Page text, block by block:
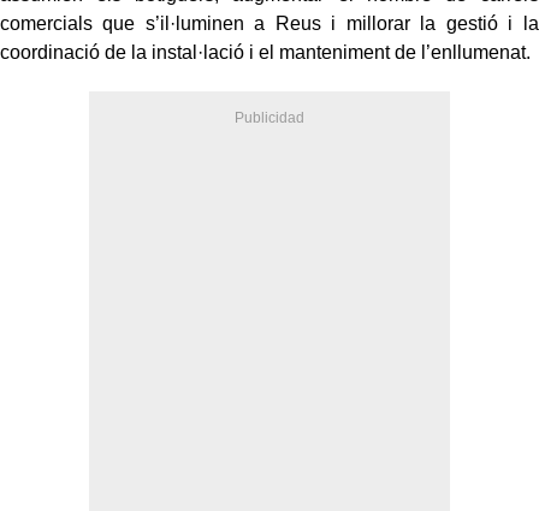
comercials que s’il·luminen a Reus i millorar la gestió i la
coordinació de la instal·lació i el manteniment de l’enllumenat.